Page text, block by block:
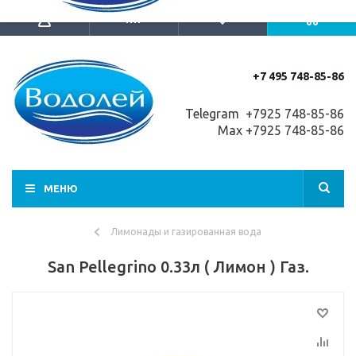
+7 495 748-85-86
Telegram +7925 748-85-86
Max +7925 748-85-86
МЕНЮ
Лимонады и газированная вода
San Pellegrino 0.33л ( Лимон ) Газ.